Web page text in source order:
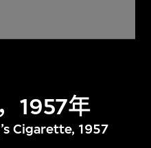
1957年
Cigarette, 1957
二十一世纪视觉